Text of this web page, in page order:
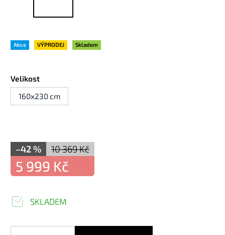
Akce VÝPRODEJ Skladem
Velikost
160x230 cm
10 369 Kč
–42 %
5 999 Kč
SKLADEM